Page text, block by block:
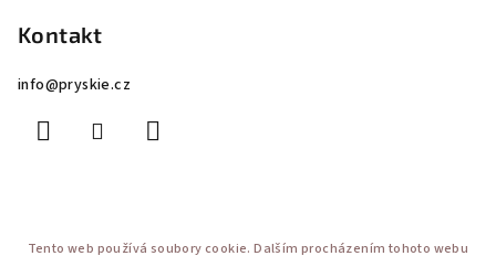
Tento web používá soubory cookie. Dalším procházením tohoto webu
Kontakt
info@pryskie.cz